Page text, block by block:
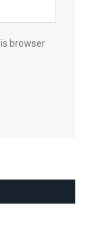
browser